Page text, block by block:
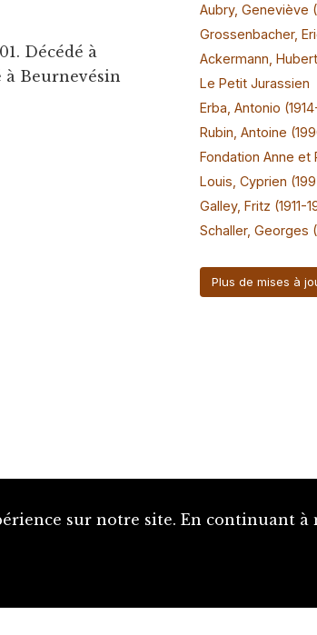
Décédé à
à Beurnevésin
Aubry, Geneviève
Grossenbacher,
Ackermann,
Le Petit Jurassien
Erba, Antonio
Rubin, Antoine
Fondation Anne et
Louis, Cyprien
Galley, Fritz (1911-
Schaller, Georges
Plus de mises à
sur notre site. En continuant